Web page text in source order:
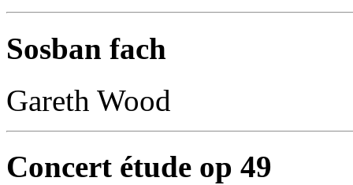
Sosban fach
Gareth Wood
Concert étude op 49